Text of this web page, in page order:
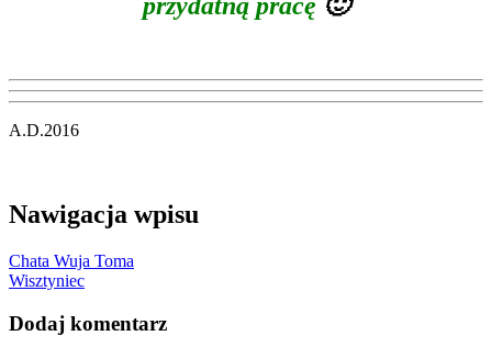
A.D.2016
Nawigacja wpisu
Chata Wuja Toma
Wisztyniec
Dodaj komentarz